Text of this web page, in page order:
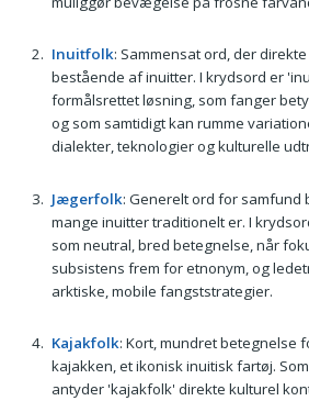
Inuitfolk: Sammensat ord, der
bestående af inuitter. I krydsord er
formålsrettet løsning, som fanger
og som samtidigt kan rumme
dialekter, teknologier og kulturelle
Jægerfolk: Generelt ord for samfund
mange inuitter traditionelt er. I
som neutral, bred betegnelse, når
subsistens frem for etnonym, og
arktiske, mobile fangststrategier.
Kajakfolk: Kort, mundret betegnelse
kajakken, et ikonisk inuitisk fartøj.
antyder 'kajakfolk' direkte kulturel